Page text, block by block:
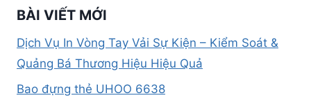
BÀI VIẾT MỚI
Dịch Vụ In Vòng Tay Vải Sự Kiện – Kiểm Soát &
Quảng Bá Thương Hiệu Hiệu Quả
Bao đựng thẻ UHOO 6638